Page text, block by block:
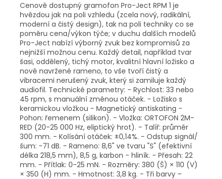
Cenově dostupný gramofon Pro-Ject RPM 1 je
hvězdou jak na poli vzhledu (zcela nový, radikální,
moderní a čistý design), tak na poli techniky co se
poměru cena/výkon týče; v duchu dalších modelů
Pro-Ject nabízí výborný zvuk bez kompromisů za
nejnižší možnou cenu. Každý detail, například tvar
šasi, oddělený, tichý motor, kvalitní hlavní ložisko a
nově navržené rameno, to vše tvoří čistý a
vibracemi nerušený zvuk, který si zamiluje každý
audiofil. Technické parametry: - Rychlost: 33 nebo
45 rpm, s manuální změnou otáček. - Ložisko s
keramickou vložkou - Magnetický antiskating -
Pohon: řemenem (silikon). - Vložka: ORTOFON 2M-
RED (20-25 000 Hz, eliptický hrot). - Talíř: průměr
300 mm. - Kolísání otáček: ±0,14%. - Odstup signál/
šum: -71 dB. - Rameno: 8,6" ve tvaru "S" (efektivní
délka 218,5 mm), 8,5 g, karbon - hliník. - Přesah: 22
mm. - Přítlak: 0-25 mN. - Rozměry: 380 (Š) × 110 (V)
× 350 (H) mm. - Hmotnost: 3,8 kg. - Tři barvy –